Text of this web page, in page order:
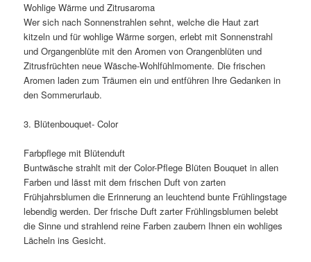
Wohlige Wärme und Zitrusaroma
Wer sich nach Sonnenstrahlen sehnt, welche die Haut zart
kitzeln und für wohlige Wärme sorgen, erlebt mit Sonnenstrahl
und Organgenblüte mit den Aromen von Orangenblüten und
Zitrusfrüchten neue Wäsche-Wohlfühlmomente. Die frischen
Aromen laden zum Träumen ein und entführen Ihre Gedanken in
den Sommerurlaub.
3. Blütenbouquet- Color
Farbpflege mit Blütenduft
Buntwäsche strahlt mit der Color-Pflege Blüten Bouquet in allen
Farben und lässt mit dem frischen Duft von zarten
Frühjahrsblumen die Erinnerung an leuchtend bunte Frühlingstage
lebendig werden. Der frische Duft zarter Frühlingsblumen belebt
die Sinne und strahlend reine Farben zaubern Ihnen ein wohliges
Lächeln ins Gesicht.